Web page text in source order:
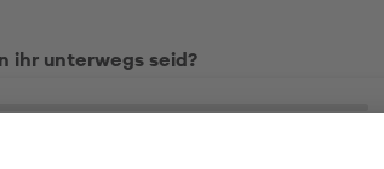
ihr unterwegs seid?